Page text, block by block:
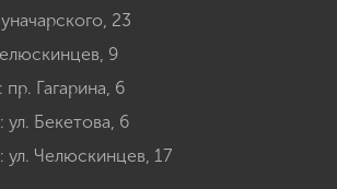
23
9
Гагарина, 6
Бекетова, 6
Челюскинцев, 17